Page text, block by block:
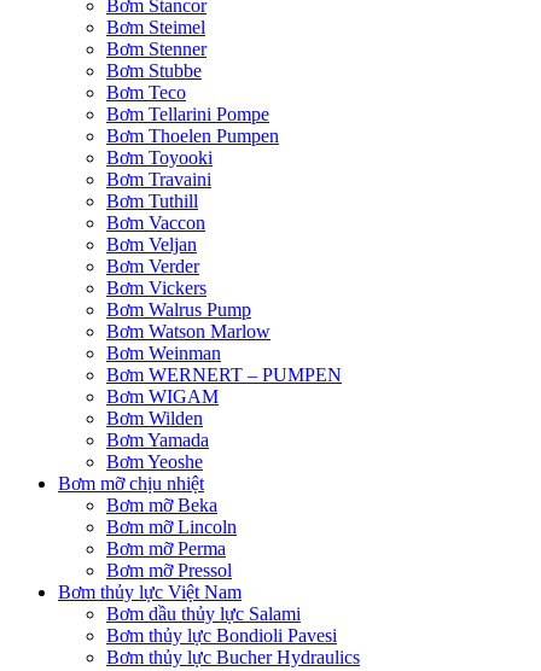
Bơm Stancor
Bơm Steimel
Bơm Stenner
Bơm Stubbe
Bơm Teco
Bơm Tellarini Pompe
Bơm Thoelen Pumpen
Bơm Toyooki
Bơm Travaini
Bơm Tuthill
Bơm Vaccon
Bơm Veljan
Bơm Verder
Bơm Vickers
Bơm Walrus Pump
Bơm Watson Marlow
Bơm Weinman
Bơm WERNERT – PUMPEN
Bơm WIGAM
Bơm Wilden
Bơm Yamada
Bơm Yeoshe
Bơm mỡ chịu nhiệt
Bơm mỡ Beka
Bơm mỡ Lincoln
Bơm mỡ Perma
Bơm mỡ Pressol
Bơm thủy lực Việt Nam
Bơm dầu thủy lực Salami
Bơm thủy lực Bondioli Pavesi
Bơm thủy lực Bucher Hydraulics